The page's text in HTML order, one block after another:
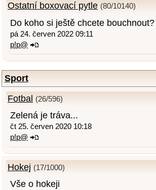
Ostatní boxovací pytle (80/10140)
Do koho si ještě chcete bouchnout?
pá 24. červen 2022 09:11
p!p@
Sport
Fotbal (26/596)
Zelená je tráva...
čt 25. červen 2020 10:18
p!p@
Hokej (17/1000)
Vše o hokeji